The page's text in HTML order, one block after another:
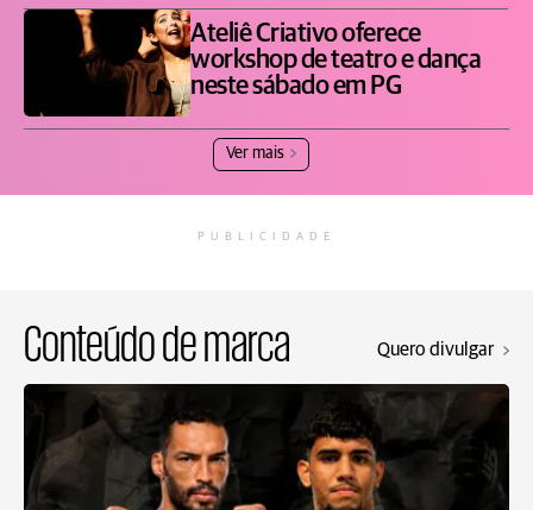
Ateliê Criativo oferece
workshop de teatro e dança
neste sábado em PG
Ver mais
PUBLICIDADE
Conteúdo de marca Quero divulgar